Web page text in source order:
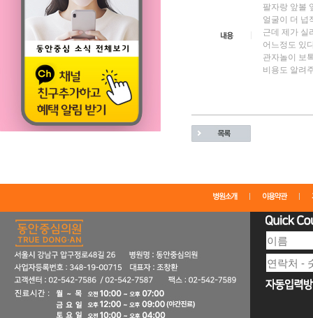
팔자랑 앞볼
얼굴이 더 넙
근데 제가 실
어느정도 있
관자놀이 보
비용도 알려